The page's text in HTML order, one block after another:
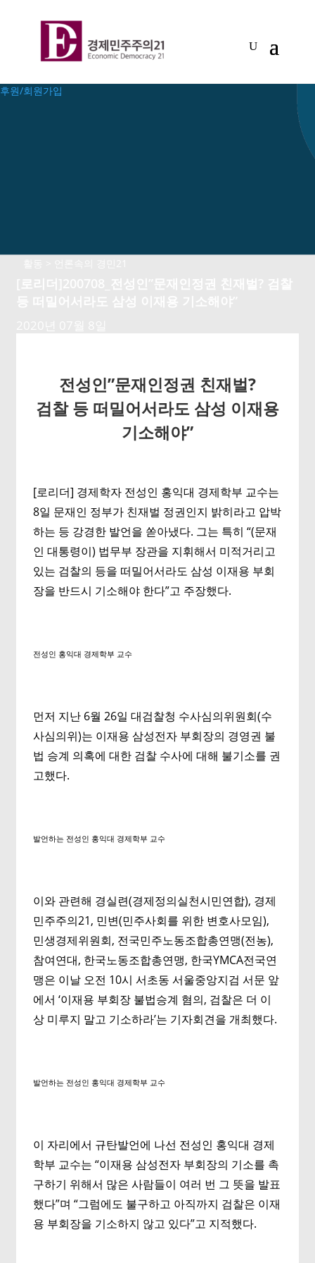
후원/회원가입
전성인”문재인정권 친재벌?
검찰 등 떠밀어서라도 삼성 이재용
기소해야”
[로리더] 경제학자 전성인 홍익대 경제학부 교수는
8일 문재인 정부가 친재벌 정권인지 밝히라고 압박
하는 등 강경한 발언을 쏟아냈다. 그는 특히 “(문재
인 대통령이) 법무부 장관을 지휘해서 미적거리고
있는 검찰의 등을 떠밀어서라도 삼성 이재용 부회
장을 반드시 기소해야 한다”고 주장했다.
전성인 홍익대 경제학부 교수
먼저 지난 6월 26일 대검찰청 수사심의위원회(수
사심의위)는 이재용 삼성전자 부회장의 경영권 불
법 승계 의혹에 대한 검찰 수사에 대해 불기소를 권
고했다.
발언하는 전성인 홍익대 경제학부 교수
이와 관련해 경실련(경제정의실천시민연합), 경제
민주주의21, 민변(민주사회를 위한 변호사모임),
민생경제위원회, 전국민주노동조합총연맹(전농),
참여연대, 한국노동조합총연맹, 한국YMCA전국연
맹은 이날 오전 10시 서초동 서울중앙지검 서문 앞
에서 ‘이재용 부회장 불법승계 혐의, 검찰은 더 이
상 미루지 말고 기소하라’는 기자회견을 개최했다.
발언하는 전성인 홍익대 경제학부 교수
이 자리에서 규탄발언에 나선 전성인 홍익대 경제
학부 교수는 “이재용 삼성전자 부회장의 기소를 촉
구하기 위해서 많은 사람들이 여러 번 그 뜻을 발표
했다”며 “그럼에도 불구하고 아직까지 검찰은 이재
용 부회장을 기소하지 않고 있다”고 지적했다.